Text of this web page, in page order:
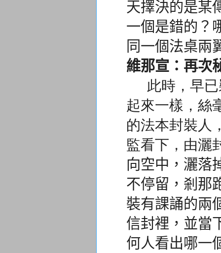
天擇決的是某
一個是錯的？
同一個法桌兩
維那宣：再次
此時，早已
起來一樣， 絲
的法本封裝人
監看下， 由灑
向空中， 灑落
不停留， 剎那
裝有課誦的兩
信封裡， 並當
何人看出哪一